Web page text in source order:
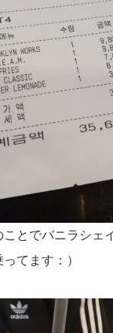
とでバニラシェ
てます：）